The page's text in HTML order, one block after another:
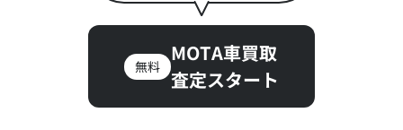
無料
MOTA車買取
査定スタート